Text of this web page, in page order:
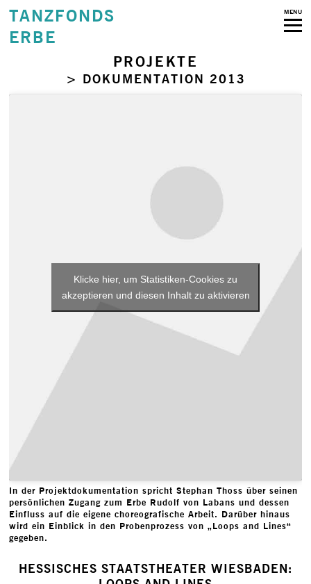
TANZFONDS
ERBE
MENU
PROJEKTE
> DOKUMENTATION 2013
Klicke hier, um Statistiken-Cookies zu
akzeptieren und diesen Inhalt zu aktivieren
In der Projektdokumentation spricht Stephan Thoss über seinen
persönlichen Zugang zum Erbe Rudolf von Labans und dessen
Einfluss auf die eigene choreografische Arbeit. Darüber hinaus
wird ein Einblick in den Probenprozess von „Loops and Lines“
gegeben.
HESSISCHES STAATSTHEATER WIESBADEN: